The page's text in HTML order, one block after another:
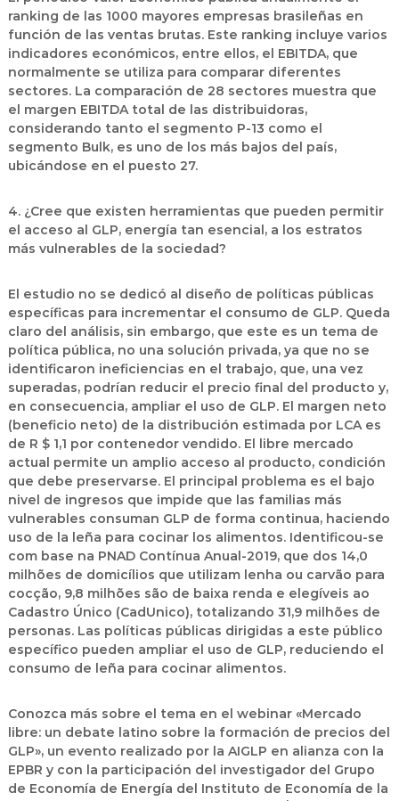
ranking de las 1000 mayores empresas brasileñas en
función de las ventas brutas. Este ranking incluye varios
indicadores económicos, entre ellos, el EBITDA, que
normalmente se utiliza para comparar diferentes
sectores. La comparación de 28 sectores muestra que
el margen EBITDA total de las distribuidoras,
considerando tanto el segmento P-13 como el
segmento Bulk, es uno de los más bajos del país,
ubicándose en el puesto 27.
4. ¿Cree que existen herramientas que pueden permitir
el acceso al GLP, energía tan esencial, a los estratos
más vulnerables de la sociedad?
El estudio no se dedicó al diseño de políticas públicas
específicas para incrementar el consumo de GLP. Queda
claro del análisis, sin embargo, que este es un tema de
política pública, no una solución privada, ya que no se
identificaron ineficiencias en el trabajo, que, una vez
superadas, podrían reducir el precio final del producto y,
en consecuencia, ampliar el uso de GLP. El margen neto
(beneficio neto) de la distribución estimada por LCA es
de R $ 1,1 por contenedor vendido. El libre mercado
actual permite un amplio acceso al producto, condición
que debe preservarse. El principal problema es el bajo
nivel de ingresos que impide que las familias más
vulnerables consuman GLP de forma continua, haciendo
uso de la leña para cocinar los alimentos. Identificou-se
com base na PNAD Contínua Anual-2019, que dos 14,0
milhões de domicílios que utilizam lenha ou carvão para
cocção, 9,8 milhões são de baixa renda e elegíveis ao
Cadastro Único (CadUnico), totalizando 31,9 milhões de
personas. Las políticas públicas dirigidas a este público
específico pueden ampliar el uso de GLP, reduciendo el
consumo de leña para cocinar alimentos.
Conozca más sobre el tema en el webinar «Mercado
libre: un debate latino sobre la formación de precios del
GLP», un evento realizado por la AIGLP en alianza con la
EPBR y con la participación del investigador del Grupo
de Economía de Energía del Instituto de Economía de la